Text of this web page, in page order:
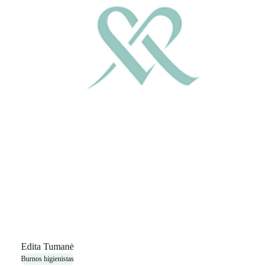
Edita Tumanė
Burnos higienistas